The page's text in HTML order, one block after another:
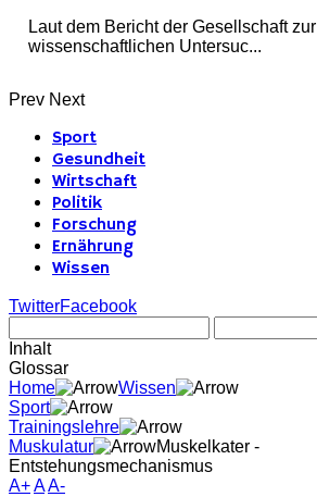
Laut dem Bericht der Gesellschaft zur
wissenschaftlichen Untersuc...
Prev Next
Sport
Gesundheit
Wirtschaft
Politik
Forschung
Ernährung
Wissen
TwitterFacebook
Inhalt
Glossar
Home
Wissen
Sport
Trainingslehre
Muskulatur
Muskelkater -
Entstehungsmechanismus
A+AA-